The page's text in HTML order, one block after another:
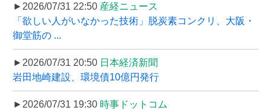
►2026/07/31 22:50 産経ニュース
「欲しい人がいなかった技術」脱炭素コンクリ、大阪・
御堂筋の ...
►2026/07/31 20:50 日本経済新聞
岩田地崎建設、環境債10億円発行
►2026/07/31 19:30 時事ドットコム